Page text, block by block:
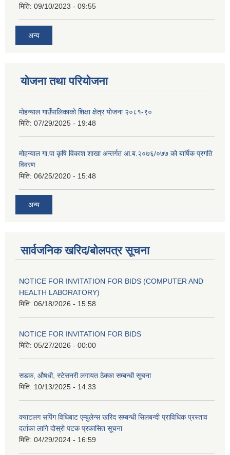
मिति: 09/10/2023 - 09:55
अन्य
योजना तथा परियोजना
मोहन्याल गाउँपालिकाको शिक्षा क्षेत्र योजना २०८१-९०
मिति: 07/29/2025 - 19:48
मोहन्याल गा.पा कृषि विकाश शाखा अन्तर्गत आ.ब.२०७६/०७७ को बार्षिक प्रगति
विवरण
मिति: 06/25/2020 - 15:48
अन्य
सार्वजनिक खरिद/बोलपत्र सूचना
NOTICE FOR INVITATION FOR BIDS (COMPUTER AND
HEALTH LABORATORY)
मिति: 06/18/2026 - 15:58
NOTICE FOR INVITATION FOR BIDS
मिति: 05/27/2026 - 00:00
सडक, औषधी, स्टेसनरी लगायत ठेक्का सम्बन्धी सूचना
मिति: 10/13/2025 - 14:33
क्याटलग सपिंग विधिबाट एम्बुलेन्स खरिद सम्बन्धी सिलबन्दी प्राविधिक प्रस्ताव
दर्ताका लागि दोस्रो पटक प्रकासित सूचना
मिति: 04/29/2024 - 16:59